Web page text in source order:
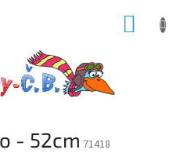
- 52cm 71418